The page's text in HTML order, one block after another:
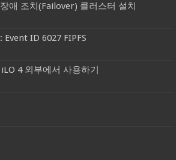
애 조치(Failover) 클러스터 설치
ID 6027 FIPFS
4 외부에서 사용하기